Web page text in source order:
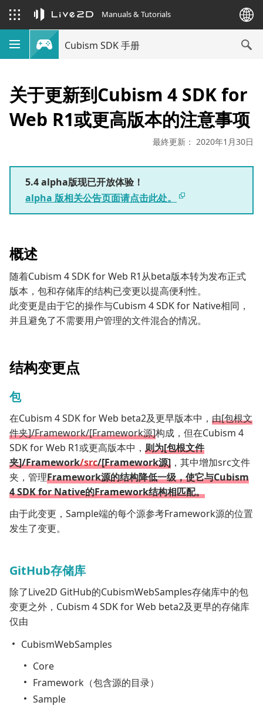
Manuals & Tutorials
Cubism SDK 手册
关于更新到Cubism 4 SDK for
Web R1或更高版本的注意事项
最終更新： 2020年1月30日
5.4 alpha版现已开放体验！
alpha 版相关公告页面请点击此处。
概述
随着Cubism 4 SDK for Web R1从beta版本转为发布正式
版本，包和存储库的结构已变更以提高便利性。
此变更是由于它的操作与Cubism 4 SDK for Native相同，
并且避免了不需要用户管理的文件混合的情况。
结构变更点
包
在Cubism 4 SDK for Web beta2及更早版本中， 由[包根文
件夹]/Framework/[Framework源]构成，但在Cubism 4
SDK for Web R1或更高版本中， 则为[包根文件
夹]/Framework/src/[Framework源] ，其中增加src文件
夹，管理Framework源的结构降低一级，使它与Cubism
4 SDK for Native的Framework结构相匹配。
由于此变更，Sample端的每个源参考Framework源的位置
发生了变更。
GitHub存储库
除了Live2D GitHub的CubismWebSamples存储库中的包
变更之外，Cubism 4 SDK for Web beta2及更早的存储库
仅由
CubismWebSamples
Core
Framework（包含源的目录）
Sample